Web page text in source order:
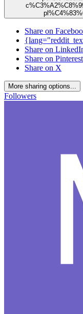
Share on
Share on
Share on Pinterest
Share on X
More sharing options...
Followers